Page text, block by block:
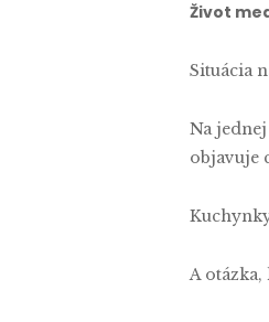
Život
Situácia
Na
objavuje
A